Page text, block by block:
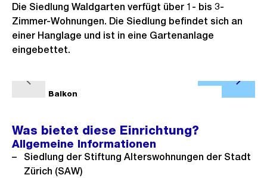
Die Siedlung Waldgarten verfügt über 1- bis 3-
Zimmer-Wohnungen. Die Siedlung befindet sich an
einer Hanglage und ist in eine Gartenanlage
eingebettet.
h
e
r
s
B
Balkon
Was bietet diese Einrichtung?
Allgemeine Informationen
Siedlung der Stiftung Alterswohnungen der Stadt
Zürich (SAW)